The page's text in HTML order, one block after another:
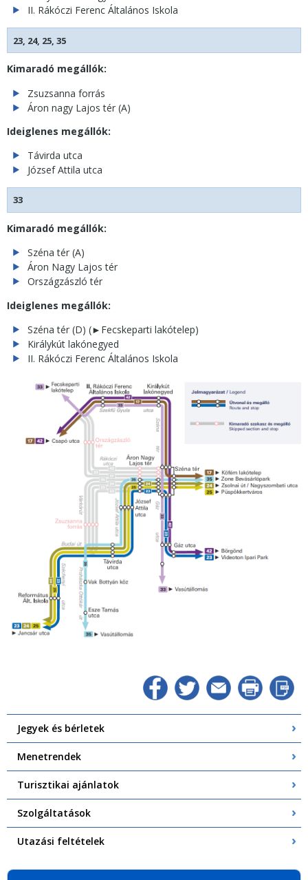
II. Rákóczi Ferenc Általános Iskola
23, 24, 25, 35
Kimaradó megállók:
Zsuzsanna forrás
Áron nagy Lajos tér (A)
Ideiglenes megállók:
Távirda utca
József Attila utca
33
Kimaradó megállók:
Széna tér (A)
Áron Nagy Lajos tér
Országzászló tér
Ideiglenes megállók:
Széna tér (D) (► Fecskeparti lakótelep)
Királykút lakónegyed
II. Rákóczi Ferenc Általános Iskola
Jegyek és bérletek
Menetrendek
Turisztikai ajánlatok
Szolgáltatások
Utazási feltételek